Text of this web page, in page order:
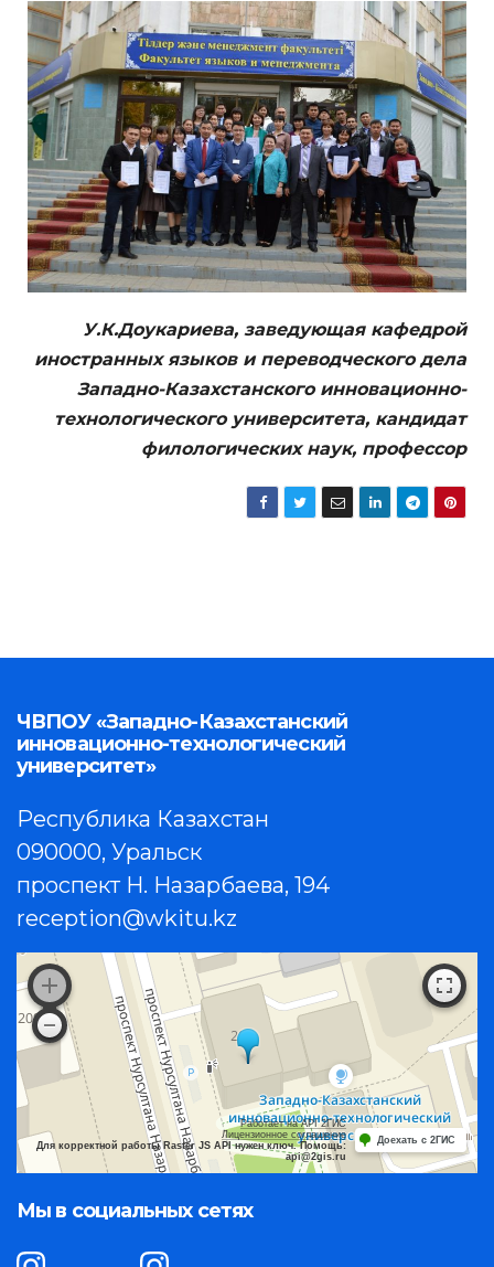
У.К.Доукариева, заведующая кафедрой
иностранных языков и переводческого дела
Западно-Казахстанского инновационно-
технологического университета, кандидат
филологических наук, профессор
ЧВПОУ «Западно-Казахстанский
инновационно-технологический
университет»
Республика Казахстан
090000, Уральск
проспект Н. Назарбаева, 194
reception@wkitu.kz
Работает на API 2ГИС
Лицензионное соглашение
Для корректной работы Raster JS API нужен ключ. Помощь:
api@2gis.ru
Доехать с 2ГИС
Мы в социальных сетях